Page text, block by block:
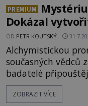
PREMIUM
Dokázal
OD PETR KOUTSKÝ
Alchymistickou
současných vědců
badatelé
transmutace?
alchymista, vědec
ZOBRAZIT VÍCE